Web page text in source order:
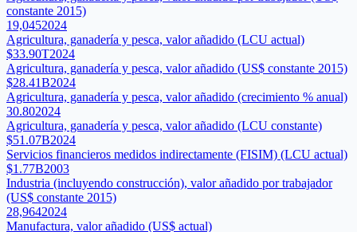
constante 2015)
19,0452024
Agricultura, ganadería y pesca, valor añadido (LCU actual)
$33.90T2024
Agricultura, ganadería y pesca, valor añadido (US$ constante 2015)
$28.41B2024
Agricultura, ganadería y pesca, valor añadido (crecimiento % anual)
30.802024
Agricultura, ganadería y pesca, valor añadido (LCU constante)
$51.07B2024
Servicios financieros medidos indirectamente (FISIM) (LCU actual)
$1.77B2003
Industria (incluyendo construcción), valor añadido por trabajador
(US$ constante 2015)
28,9642024
Manufactura, valor añadido (US$ actual)